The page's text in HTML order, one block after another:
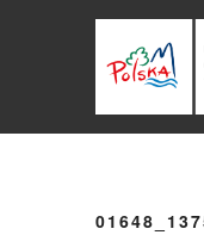
Panel zarządzania